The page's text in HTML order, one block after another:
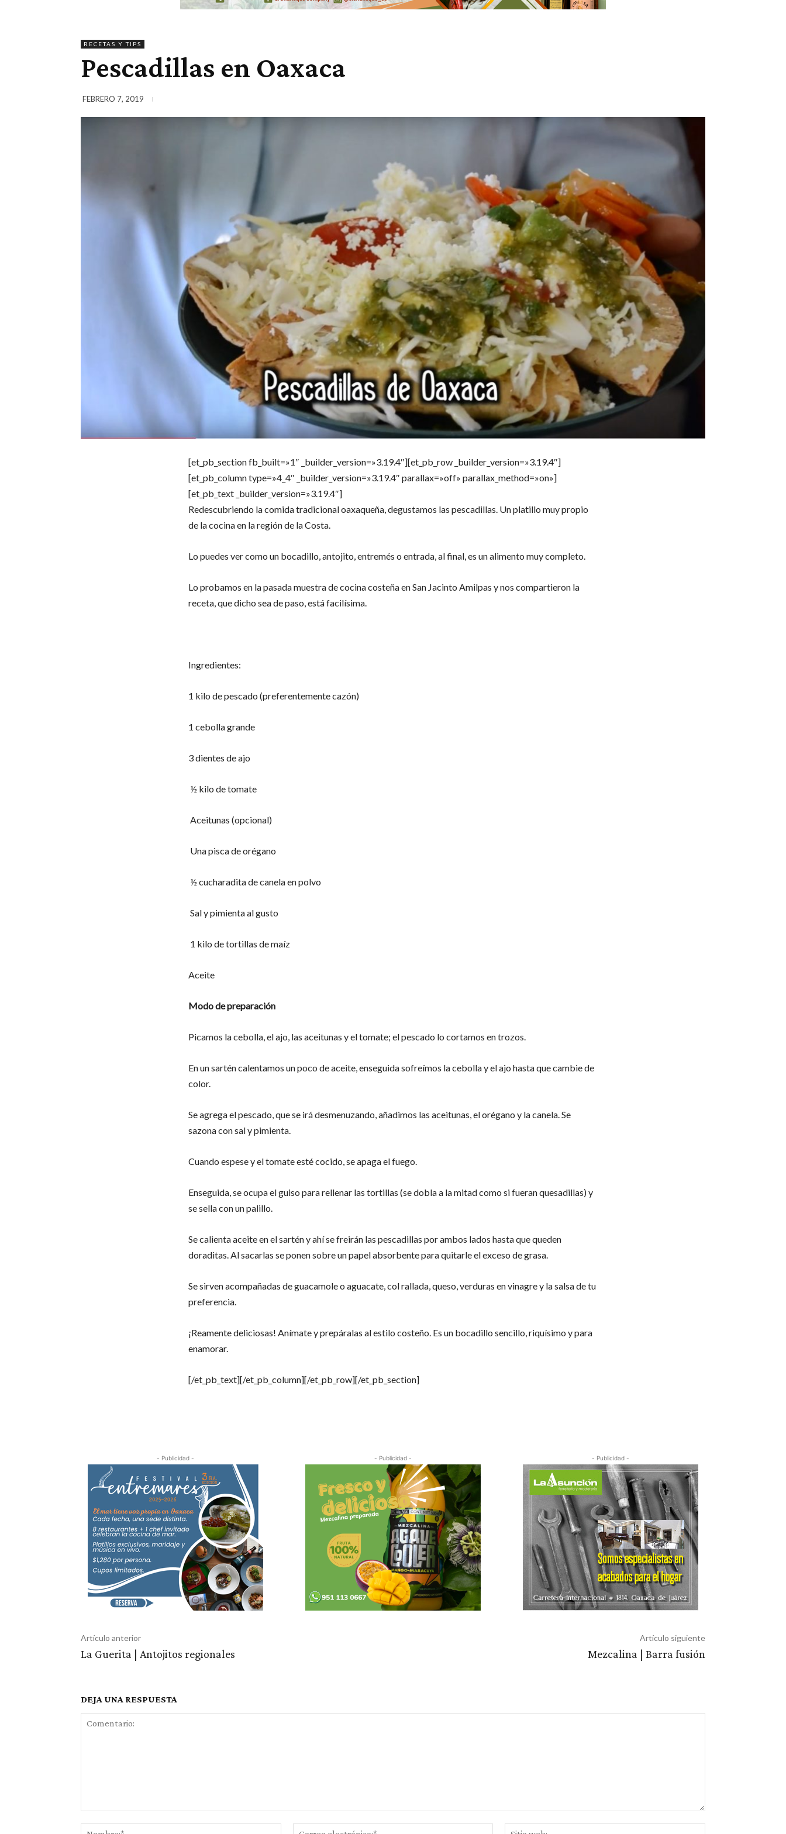
RECETAS Y TIPS
Pescadillas en Oaxaca
FEBRERO 7, 2019
[et_pb_section fb_built=»1″ _builder_version=»3.19.4″][et_pb_row _builder_version=»3.19.4″]
[et_pb_column type=»4_4″ _builder_version=»3.19.4″ parallax=»off» parallax_method=»on»]
[et_pb_text _builder_version=»3.19.4″]
Redescubriendo la comida tradicional oaxaqueña, degustamos las pescadillas. Un platillo muy propio
de la cocina en la región de la Costa.
Lo puedes ver como un bocadillo, antojito, entremés o entrada, al final, es un alimento muy completo.
Lo probamos en la pasada muestra de cocina costeña en San Jacinto Amilpas y nos compartieron la
receta, que dicho sea de paso, está facilísima.
Ingredientes:
1 kilo de pescado (preferentemente cazón)
1 cebolla grande
3 dientes de ajo
½ kilo de tomate
Aceitunas (opcional)
Una pisca de orégano
½ cucharadita de canela en polvo
Sal y pimienta al gusto
1 kilo de tortillas de maíz
Aceite
Modo de preparación
Picamos la cebolla, el ajo, las aceitunas y el tomate; el pescado lo cortamos en trozos.
En un sartén calentamos un poco de aceite, enseguida sofreímos la cebolla y el ajo hasta que cambie de
color.
Se agrega el pescado, que se irá desmenuzando, añadimos las aceitunas, el orégano y la canela. Se
sazona con sal y pimienta.
Cuando espese y el tomate esté cocido, se apaga el fuego.
Enseguida, se ocupa el guiso para rellenar las tortillas (se dobla a la mitad como si fueran quesadillas) y
se sella con un palillo.
Se calienta aceite en el sartén y ahí se freirán las pescadillas por ambos lados hasta que queden
doraditas. Al sacarlas se ponen sobre un papel absorbente para quitarle el exceso de grasa.
Se sirven acompañadas de guacamole o aguacate, col rallada, queso, verduras en vinagre y la salsa de tu
preferencia.
¡Reamente deliciosas! Anímate y prepáralas al estilo costeño. Es un bocadillo sencillo, riquísimo y para
enamorar.
[/et_pb_text][/et_pb_column][/et_pb_row][/et_pb_section]
- Publicidad - - Publicidad - - Publicidad -
Artículo anterior
La Guerita | Antojitos regionales
Artículo siguiente
Mezcalina | Barra fusión
DEJA UNA RESPUESTA
Correo